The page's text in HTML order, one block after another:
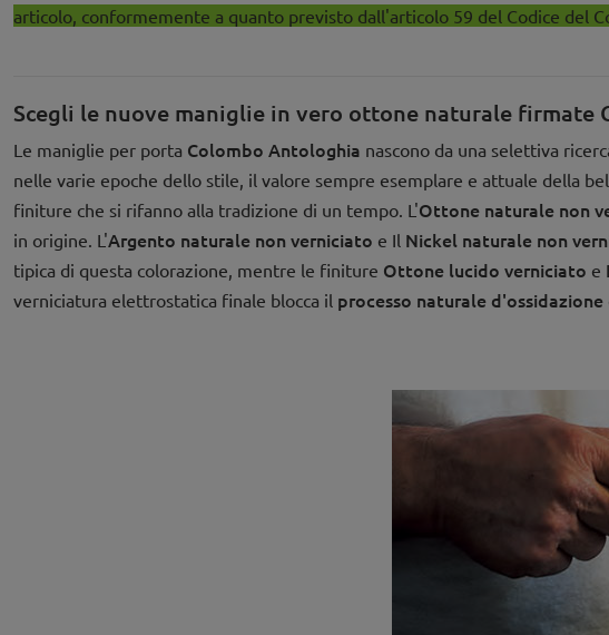
articolo, conformemente a quanto previsto dall'articolo 59 del Codice del
Scegli le nuove maniglie in vero ottone naturale firmate
Le maniglie per porta Colombo Antologhia nascono da una selettiva
nelle varie epoche dello stile, il valore sempre esemplare e attuale della
finiture che si rifanno alla tradizione di un tempo. L'Ottone naturale non
in origine. L'Argento naturale non verniciato e Il Nickel naturale non
tipica di questa colorazione, mentre le finiture Ottone lucido verniciato e
verniciatura elettrostatica finale blocca il processo naturale d'ossidazione